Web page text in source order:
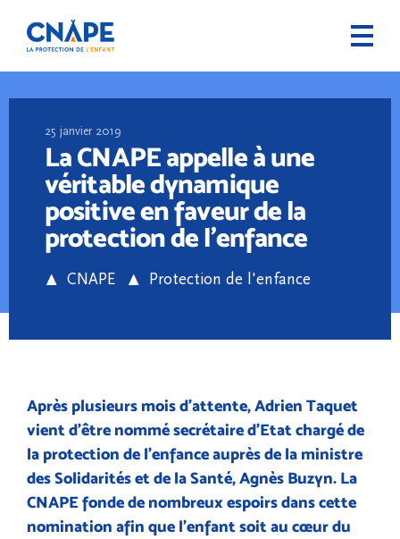
25 janvier 2019
La CNAPE appelle à une
véritable dynamique
positive en faveur de la
protection de l’enfance
CNAPE Protection de l'enfance
Après plusieurs mois d’attente, Adrien Taquet
vient d’être nommé secrétaire d’Etat chargé de
la protection de l’enfance auprès de la ministre
des Solidarités et de la Santé, Agnès Buzyn. La
CNAPE fonde de nombreux espoirs dans cette
nomination afin que l’enfant soit au cœur du